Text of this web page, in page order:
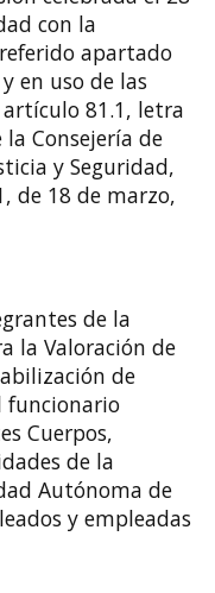
con la
apartado
en uso de las
81.1, letra
Consejería de
y Seguridad,
de 18 de marzo,
de la
la Valoración de
de
funcionario
Cuerpos,
de la
Autónoma de
y empleadas